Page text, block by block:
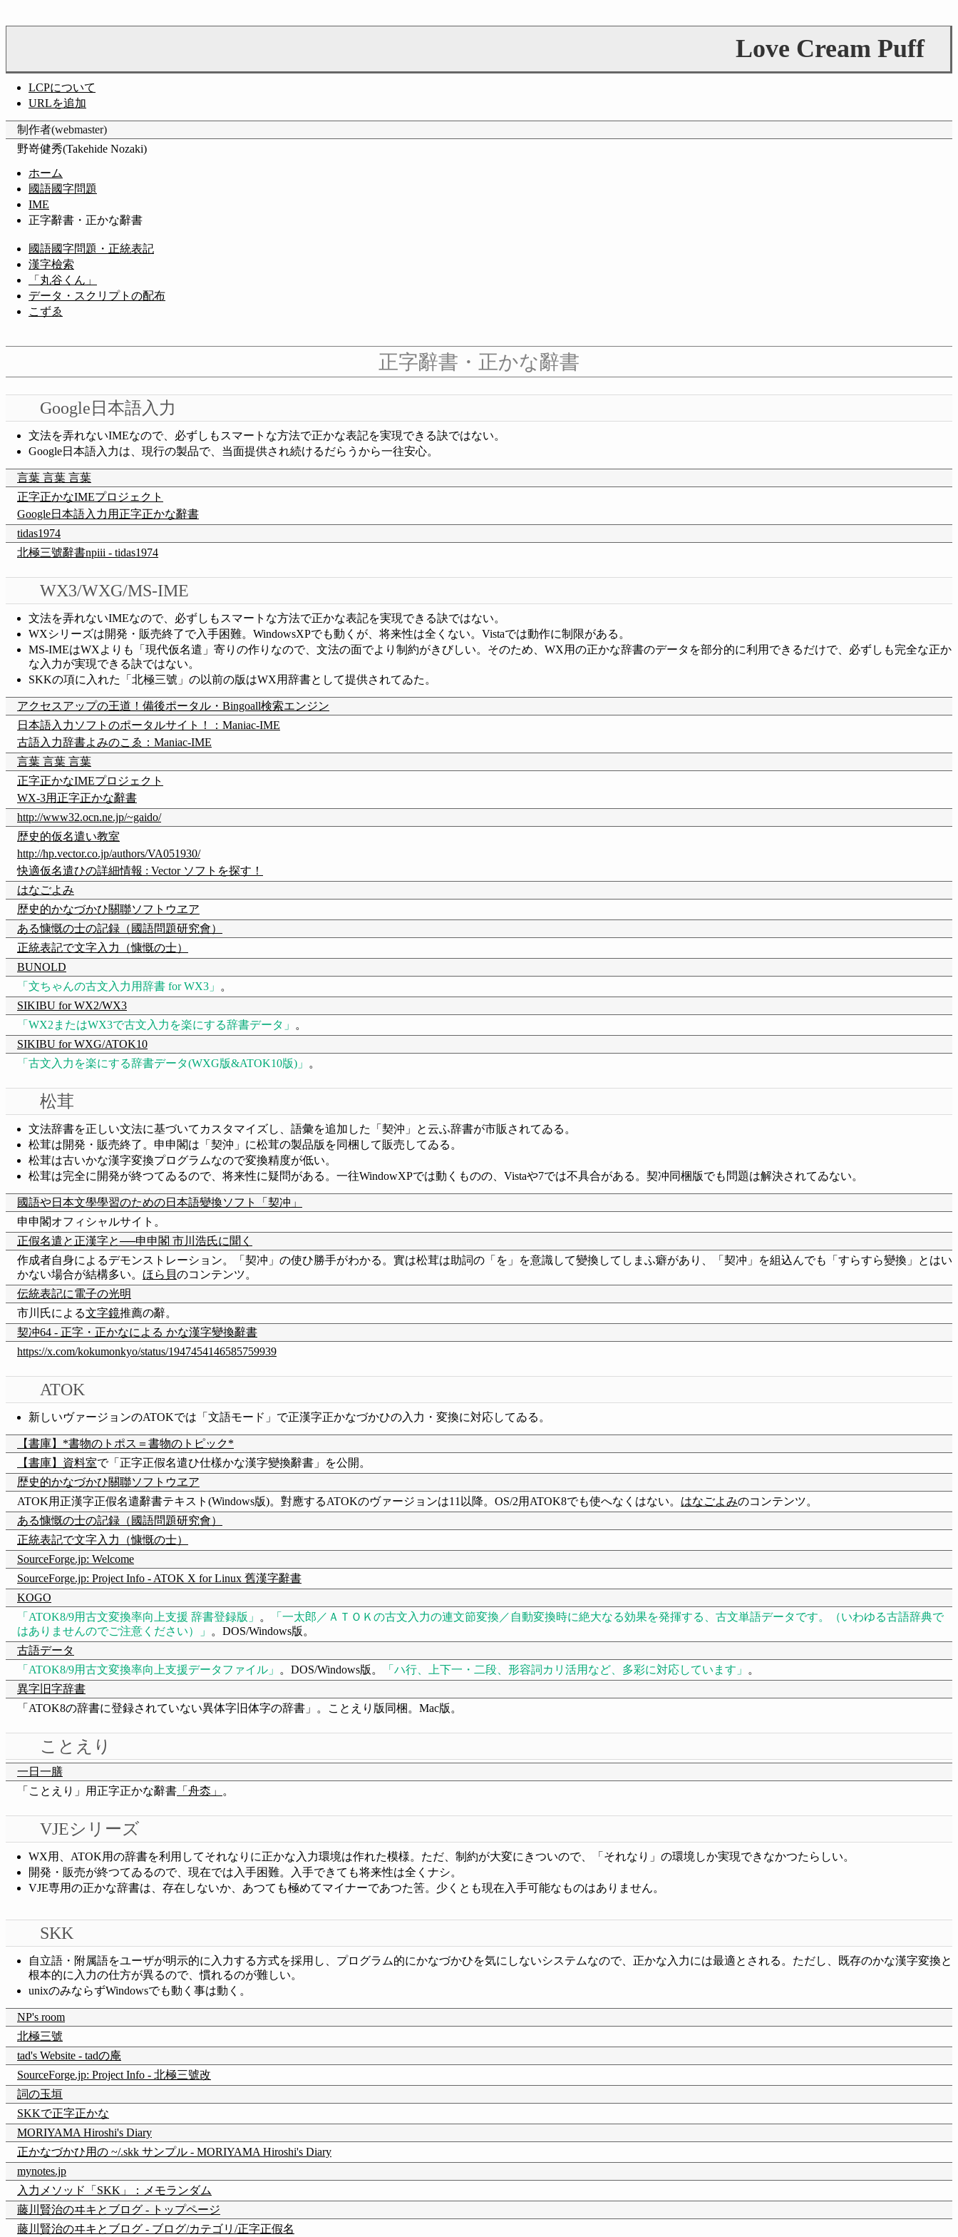
Love Cream Puff
LCPについて
URLを追加
制作者(webmaster)
野嵜健秀(Takehide Nozaki)
ホーム
國語國字問題
IME
正字辭書・正かな辭書
國語國字問題・正統表記
漢字檢索
「丸谷くん」
データ・スクリプトの配布
こずゑ
正字辭書・正かな辭書
Google日本語入力
文法を弄れないIMEなので、必ずしもスマートな方法で正かな表記を実現できる訣ではない。
Google日本語入力は、現行の製品で、当面提供され続けるだらうから一往安心。
言葉 言葉 言葉
正字正かなIMEプロジェクト
Google日本語入力用正字正かな辭書
tidas1974
北極三號辭書npiii - tidas1974
WX3/WXG/MS-IME
文法を弄れないIMEなので、必ずしもスマートな方法で正かな表記を実現できる訣ではない。
WXシリーズは開発・販売終了で入手困難。WindowsXPでも動くが、将来性は全くない。Vistaでは動作に制限がある。
MS-IMEはWXよりも「現代仮名遣」寄りの作りなので、文法の面でより制約がきびしい。そのため、WX用の正かな辞書のデータを部分的に利用できるだけで、必ずしも完全な正か
な入力が実現できる訣ではない。
SKKの項に入れた「北極三號」の以前の版はWX用辞書として提供されてゐた。
アクセスアップの王道！備後ポータル・Bingoall検索エンジン
日本語入力ソフトのポータルサイト！：Maniac-IME
古語入力辞書よみのこゑ：Maniac-IME
言葉 言葉 言葉
正字正かなIMEプロジェクト
WX-3用正字正かな辭書
http://www32.ocn.ne.jp/~gaido/
歴史的仮名遣い教室
http://hp.vector.co.jp/authors/VA051930/
快適仮名遣ひの詳細情報 : Vector ソフトを探す！
はなごよみ
歴史的かなづかひ關聯ソフトウヱア
ある慷慨の士の記録（國語問題研究會）
正統表記で文字入力（慷慨の士）
BUNOLD
文ちゃんの古文入力用辞書 for WX3
。
SIKIBU for WX2/WX3
WX2またはWX3で古文入力を楽にする辞書データ
。
SIKIBU for WXG/ATOK10
古文入力を楽にする辞書データ(WXG版&ATOK10版)
。
松茸
文法辞書を正しい文法に基づいてカスタマイズし、語彙を追加した「契沖」と云ふ辞書が市販されてゐる。
松茸は開発・販売終了。申申閣は「契沖」に松茸の製品版を同梱して販売してゐる。
松茸は古いかな漢字変換プログラムなので変換精度が低い。
松茸は完全に開発が終つてゐるので、将来性に疑問がある。一往WindowXPでは動くものの、Vistaや7では不具合がある。契冲同梱版でも問題は解決されてゐない。
國語や日本文學學習のための日本語變換ソフト「契冲」
申申閣オフィシャルサイト。
正假名遣と正漢字と──申申閣 市川浩氏に聞く
作成者自身によるデモンストレーション。「契冲」の使ひ勝手がわかる。實は松茸は助詞の「を」を意識して變換してしまふ癖があり、「契冲」を組込んでも「すらすら變換」とはい
かない場合が結構多い。 ほら貝のコンテンツ。
伝統表記に電子の光明
市川氏による文字鏡推薦の辭。
契冲64 - 正字・正かなによる かな漢字變換辭書
https://x.com/kokumonkyo/status/1947454146585759939
ATOK
新しいヴァージョンのATOKでは「文語モード」で正漢字正かなづかひの入力・変換に対応してゐる。
【書庫】*書物のトポス＝書物のトピック*
【書庫】資料室で「正字正假名遣ひ仕樣かな漢字變換辭書」を公開。
歴史的かなづかひ關聯ソフトウヱア
ATOK用正漢字正假名遣辭書テキスト(Windows版)。對應するATOKのヴァージョンは11以降。OS/2用ATOK8でも使へなくはない。 はなごよみのコンテンツ。
ある慷慨の士の記録（國語問題研究會）
正統表記で文字入力（慷慨の士）
SourceForge.jp: Welcome
SourceForge.jp: Project Info - ATOK X for Linux 舊漢字辭書
KOGO
ATOK8/9用古文変換率向上支援 辞書登録版
。
一太郎／ＡＴＯＫの古文入力の連文節変換／自動変換時に絶大なる効果を発揮する、古文単語データです。（いわゆる古語辞典で
はありませんのでご注意ください）
。DOS/Windows版。
古語データ
ATOK8/9用古文変換率向上支援データファイル
。DOS/Windows版。 ハ行、上下一・二段、形容詞カリ活用など、多彩に対応しています
。
異字旧字辞書
「ATOK8の辞書に登録されていない異体字旧体字の辞書」。ことえり版同梱。Mac版。
ことえり
一日一膳
「ことえり」用正字正かな辭書 「舟枩」 。
VJEシリーズ
WX用、ATOK用の辞書を利用してそれなりに正かな入力環境は作れた模様。ただ、制約が大変にきついので、「それなり」の環境しか実現できなかつたらしい。
開発・販売が終つてゐるので、現在では入手困難。入手できても将来性は全くナシ。
VJE専用の正かな辞書は、存在しないか、あつても極めてマイナーであつた筈。少くとも現在入手可能なものはありません。
SKK
自立語・附属語をユーザが明示的に入力する方式を採用し、プログラム的にかなづかひを気にしないシステムなので、正かな入力には最適とされる。ただし、既存のかな漢字変換と
根本的に入力の仕方が異るので、慣れるのが難しい。
unixのみならずWindowsでも動く事は動く。
NP's room
北極三號
tad's Website - tadの庵
SourceForge.jp: Project Info - 北極三號改
詞の玉垣
SKKで正字正かな
MORIYAMA Hiroshi's Diary
正かなづかひ用の ~/.skk サンプル - MORIYAMA Hiroshi's Diary
mynotes.jp
入力メソッド「SKK」：メモランダム
藤川賢治のヰキとブログ - トップページ
藤川賢治のヰキとブログ - ブログ/カテゴリ/正字正假名